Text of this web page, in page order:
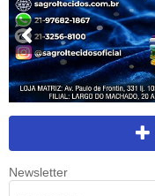
Newsletter